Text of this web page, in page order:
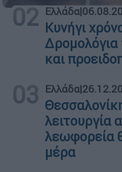
02 Ελλάδα|
Κυνήγι
Δρομολόγια
και
03 Ελλάδα|
λειτουργία
λεωφορεία
μέρα